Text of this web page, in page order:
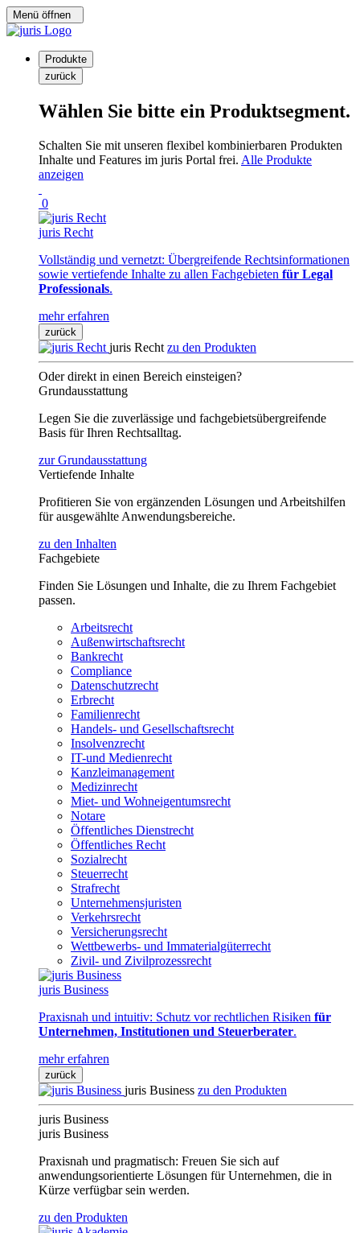
Menü öffnen
Produkte
zurück
Wählen Sie bitte ein Produktsegment.
Schalten Sie mit unseren flexibel kombinierbaren Produkten
Inhalte und Features im juris Portal frei. Alle Produkte
anzeigen
0
juris Recht
Vollständig und vernetzt: Übergreifende Rechtsinformationen
sowie vertiefende Inhalte zu allen Fachgebieten für Legal
Professionals.
mehr erfahren
zurück
juris Recht zu den Produkten
Oder direkt in einen Bereich einsteigen?
Grundausstattung
Legen Sie die zuverlässige und fachgebietsübergreifende
Basis für Ihren Rechtsalltag.
zur Grundausstattung
Vertiefende Inhalte
Profitieren Sie von ergänzenden Lösungen und Arbeitshilfen
für ausgewählte Anwendungsbereiche.
zu den Inhalten
Fachgebiete
Finden Sie Lösungen und Inhalte, die zu Ihrem Fachgebiet
passen.
Arbeitsrecht
Außenwirtschaftsrecht
Bankrecht
Compliance
Datenschutzrecht
Erbrecht
Familienrecht
Handels- und Gesellschaftsrecht
Insolvenzrecht
IT-und Medienrecht
Kanzleimanagement
Medizinrecht
Miet- und Wohneigentumsrecht
Notare
Öffentliches Dienstrecht
Öffentliches Recht
Sozialrecht
Steuerrecht
Strafrecht
Unternehmensjuristen
Verkehrsrecht
Versicherungsrecht
Wettbewerbs- und Immaterialgüterrecht
Zivil- und Zivilprozessrecht
juris Business
Praxisnah und intuitiv: Schutz vor rechtlichen Risiken für
Unternehmen, Institutionen und Steuerberater.
mehr erfahren
zurück
juris Business zu den Produkten
juris Business
juris Business
Praxisnah und pragmatisch: Freuen Sie sich auf
anwendungsorientierte Lösungen für Unternehmen, die in
Kürze verfügbar sein werden.
zu den Produkten